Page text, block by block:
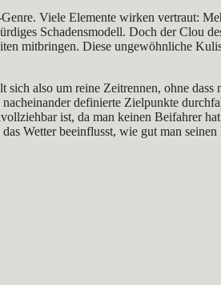
Viele Elemente wirken vertraut:
Schadensmodell. Doch der Clou
mitbringen. Diese ungewöhnliche
also um reine Zeitrennen, ohne
definierte Zielpunkte
ist, da man keinen Beifahrer
Wetter beeinflusst, wie gut man